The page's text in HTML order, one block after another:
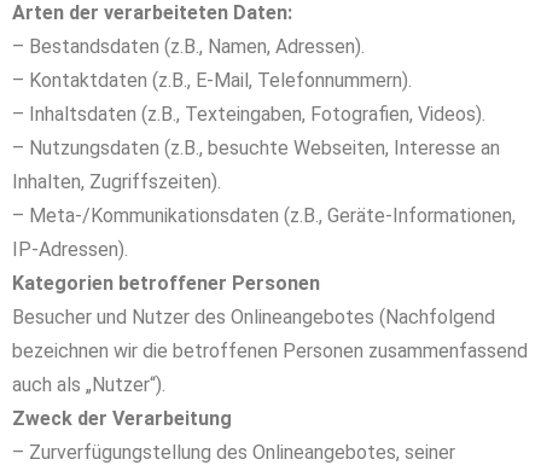
Arten der verarbeiteten Daten:
– Bestandsdaten (z.B., Namen, Adressen).
– Kontaktdaten (z.B., E-Mail, Telefonnummern).
– Inhaltsdaten (z.B., Texteingaben, Fotografien, Videos).
– Nutzungsdaten (z.B., besuchte Webseiten, Interesse an
Inhalten, Zugriffszeiten).
– Meta-/Kommunikationsdaten (z.B., Geräte-Informationen,
IP-Adressen).
Kategorien betroffener Personen
Besucher und Nutzer des Onlineangebotes (Nachfolgend
bezeichnen wir die betroffenen Personen zusammenfassend
auch als „Nutzer“).
Zweck der Verarbeitung
– Zurverfügungstellung des Onlineangebotes, seiner